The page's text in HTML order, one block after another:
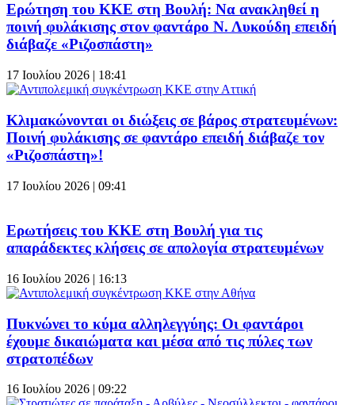
Ερώτηση του ΚΚΕ στη Βουλή: Να ανακληθεί η
ποινή φυλάκισης στον φαντάρο Ν. Λυκούδη επειδή
διάβαζε «Ριζοσπάστη»
17 Ιουλίου 2026 | 18:41
Κλιμακώνονται οι διώξεις σε βάρος στρατευμένων:
Ποινή φυλάκισης σε φαντάρο επειδή διάβαζε τον
«Ριζοσπάστη»!
17 Ιουλίου 2026 | 09:41
Ερωτήσεις του ΚΚΕ στη Βουλή για τις
απαράδεκτες κλήσεις σε απολογία στρατευμένων
16 Ιουλίου 2026 | 16:13
Πυκνώνει το κύμα αλληλεγγύης: Οι φαντάροι
έχουμε δικαιώματα και μέσα από τις πύλες των
στρατοπέδων
16 Ιουλίου 2026 | 09:22